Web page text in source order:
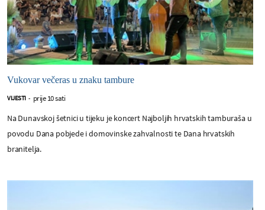
Vukovar večeras u znaku tambure
VIJESTI - prije 10 sati
Na Dunavskoj šetnici u tijeku je koncert Najboljih hrvatskih tamburaša u
povodu Dana pobjede i domovinske zahvalnosti te Dana hrvatskih
branitelja.